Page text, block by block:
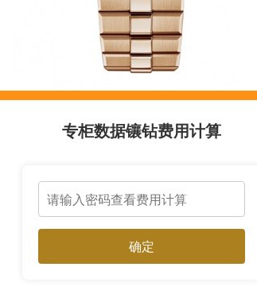
专柜数据镶钻费用计算
确定